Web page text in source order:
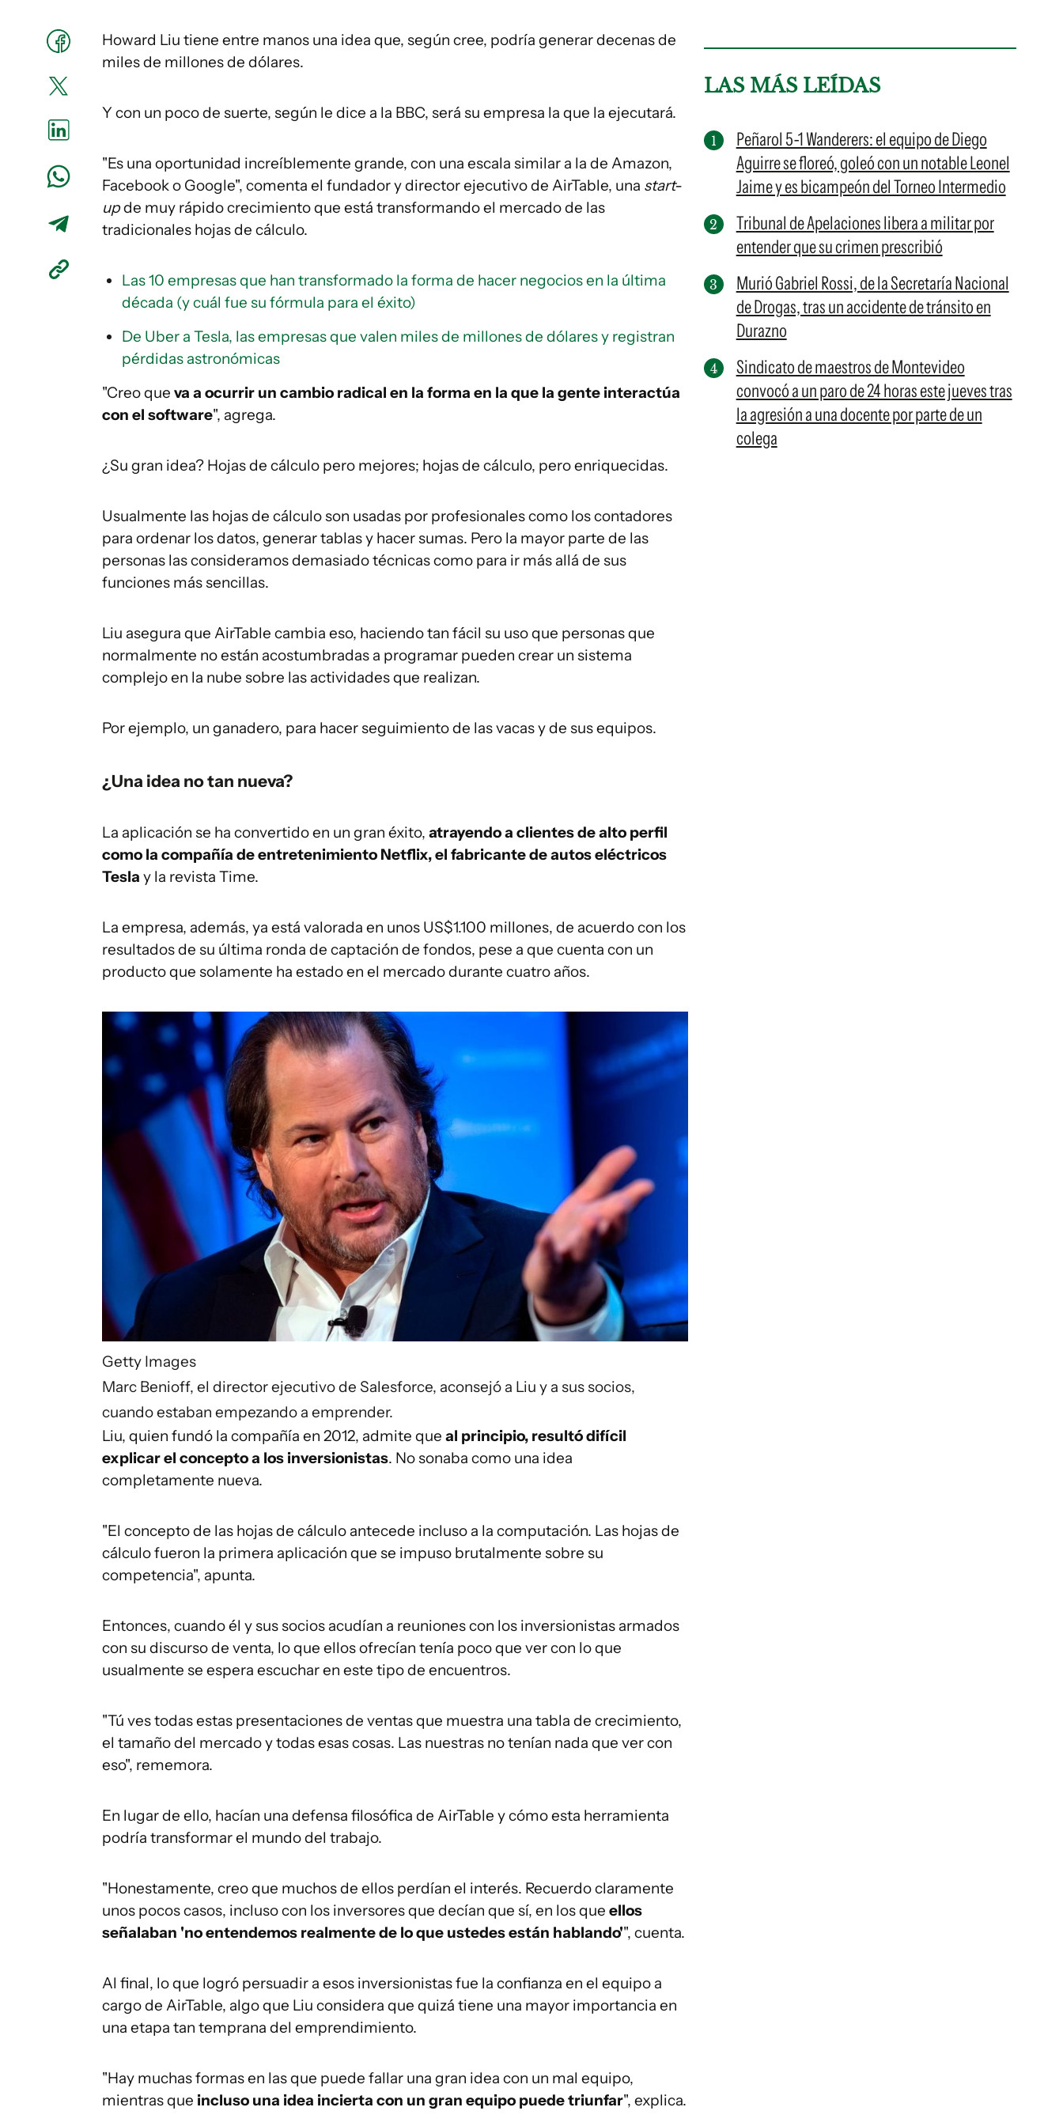
Howard Liu tiene entre manos una idea que, según cree, podría generar decenas de
miles de millones de dólares.
Y con un poco de suerte, según le dice a la BBC, será su empresa la que la ejecutará.
"Es una oportunidad increíblemente grande, con una escala similar a la de Amazon,
Facebook o Google", comenta el fundador y director ejecutivo de AirTable, una start-
upde muy rápido crecimiento que está transformando el mercado de las
tradicionales hojas de cálculo.
Las 10 empresas que han transformado la forma de hacer negocios en la última
década (y cuál fue su fórmula para el éxito)
De Uber a Tesla, las empresas que valen miles de millones de dólares y registran
pérdidas astronómicas
"Creo que va a ocurrir un cambio radical en la forma en la que la gente interactúa
con el software", agrega.
¿Su gran idea? Hojas de cálculo pero mejores; hojas de cálculo, pero enriquecidas.
Usualmente las hojas de cálculo son usadas por profesionales como los contadores
para ordenar los datos, generar tablas y hacer sumas. Pero la mayor parte de las
personas las consideramos demasiado técnicas como para ir más allá de sus
funciones más sencillas.
Liu asegura que AirTable cambia eso, haciendo tan fácil su uso que personas que
normalmente no están acostumbradas a programar pueden crear un sistema
complejo en la nube sobre las actividades que realizan.
Por ejemplo, un ganadero, para hacer seguimiento de las vacas y de sus equipos.
¿Una idea no tan nueva?
La aplicación se ha convertido en un gran éxito, atrayendo a clientes de alto perfil
como la compañía de entretenimiento Netflix, el fabricante de autos eléctricos
Tesla y la revista Time.
La empresa, además, ya está valorada en unos US$1.100 millones, de acuerdo con los
resultados de su última ronda de captación de fondos, pese a que cuenta con un
producto que solamente ha estado en el mercado durante cuatro años.
Getty Images
Marc Benioff, el director ejecutivo de Salesforce, aconsejó a Liu y a sus socios,
cuando estaban empezando a emprender.
Liu, quien fundó la compañía en 2012, admite que al principio, resultó difícil
explicar el concepto a los inversionistas. No sonaba como una idea
completamente nueva.
"El concepto de las hojas de cálculo antecede incluso a la computación. Las hojas de
cálculo fueron la primera aplicación que se impuso brutalmente sobre su
competencia", apunta.
Entonces, cuando él y sus socios acudían a reuniones con los inversionistas armados
con su discurso de venta, lo que ellos ofrecían tenía poco que ver con lo que
usualmente se espera escuchar en este tipo de encuentros.
"Tú ves todas estas presentaciones de ventas que muestra una tabla de crecimiento,
el tamaño del mercado y todas esas cosas. Las nuestras no tenían nada que ver con
eso", rememora.
En lugar de ello, hacían una defensa filosófica de AirTable y cómo esta herramienta
podría transformar el mundo del trabajo.
"Honestamente, creo que muchos de ellos perdían el interés. Recuerdo claramente
unos pocos casos, incluso con los inversores que decían que sí, en los que ellos
señalaban 'no entendemos realmente de lo que ustedes están hablando'", cuenta.
Al final, lo que logró persuadir a esos inversionistas fue la confianza en el equipo a
cargo de AirTable, algo que Liu considera que quizá tiene una mayor importancia en
una etapa tan temprana del emprendimiento.
"Hay muchas formas en las que puede fallar una gran idea con un mal equipo,
mientras que incluso una idea incierta con un gran equipo puede triunfar", explica.
LAS MÁS LEÍDAS
Peñarol 5-1 Wanderers: el equipo de Diego
Aguirre se floreó, goleó con un notable Leonel
Jaime y es bicampeón del Torneo Intermedio
Tribunal de Apelaciones libera a militar por
entender que su crimen prescribió
Murió Gabriel Rossi, de la Secretaría Nacional
de Drogas, tras un accidente de tránsito en
Durazno
Sindicato de maestros de Montevideo
convocó a un paro de 24 horas este jueves tras
la agresión a una docente por parte de un
colega